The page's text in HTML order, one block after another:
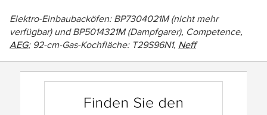
Elektro-Einbaubacköfen: BP7304021M (nicht mehr
verfügbar) und BP5014321M (Dampfgarer), Competence,
AEG; 92-cm-Gas-Kochfläche: T29S96N1, Neff